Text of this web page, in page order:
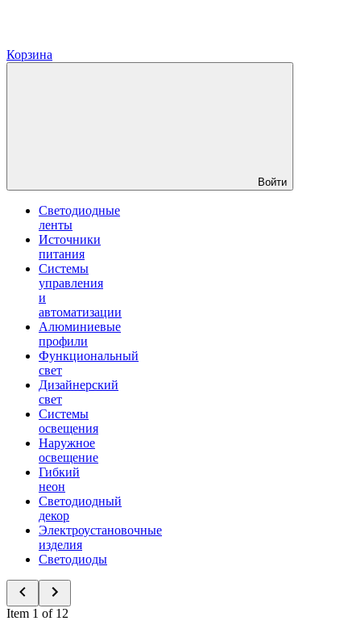
Корзина
Войти
Светодиодные
ленты
Источники
питания
Системы
управления
и
автоматизации
Алюминиевые
профили
Функциональный
свет
Дизайнерский
свет
Системы
освещения
Наружное
освещение
Гибкий
неон
Светодиодный
декор
Электроустановочные
изделия
Светодиоды
Item 1 of 12